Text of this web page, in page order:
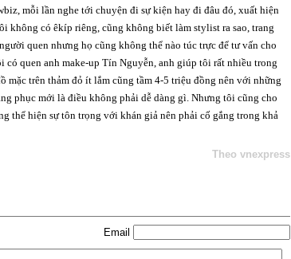
mỗi lần nghe tới chuyện đi sự kiện hay đi đâu đó, xuất hiện
không có êkíp riêng, cũng không biết làm stylist ra sao, trang
quen nhưng họ cũng không thể nào túc trực để tư vấn cho
quen anh make-up Tín Nguyễn, anh giúp tôi rất nhiều trong
mặc trên thảm đỏ ít lắm cũng tầm 4-5 triệu đồng nên với những
phục mới là điều không phải dễ dàng gì. Nhưng tôi cũng cho
thể hiện sự tôn trọng với khán giả nên phải cố gắng trong khả
Theo vnexpress
Email